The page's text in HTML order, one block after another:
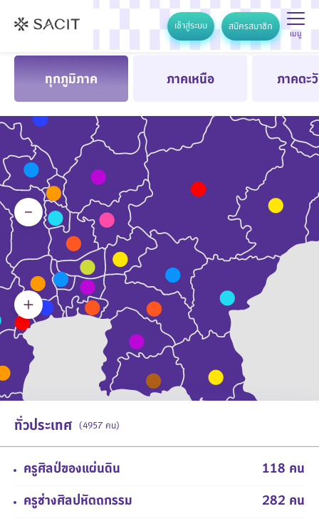
เข้าสู่ระบบ สมัครสมาชิก
เมนู
ทุกภูมิภาค ภาคเหนือ ภาคตะ
ทั่วประเทศ (4957 คน)
ครูศิลป์ของแผ่นดิน
118 คน
ครูช่างศิลปหัตถกรรม
282 คน